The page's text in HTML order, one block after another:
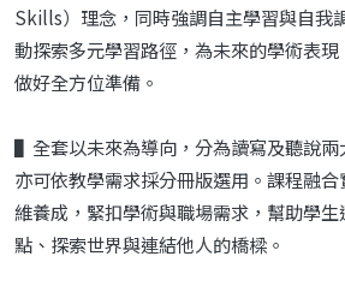
Skills）理念，同時強調自主學習與自我
動探索多元學習路徑，為未來的學術表
做好全方位準備。
▌全套以未來為導向，分為讀寫及聽說兩
亦可依教學需求採分冊版選用。課程融
維養成，緊扣學術與職場需求，幫助學
點、探索世界與連結他人的橋樑。